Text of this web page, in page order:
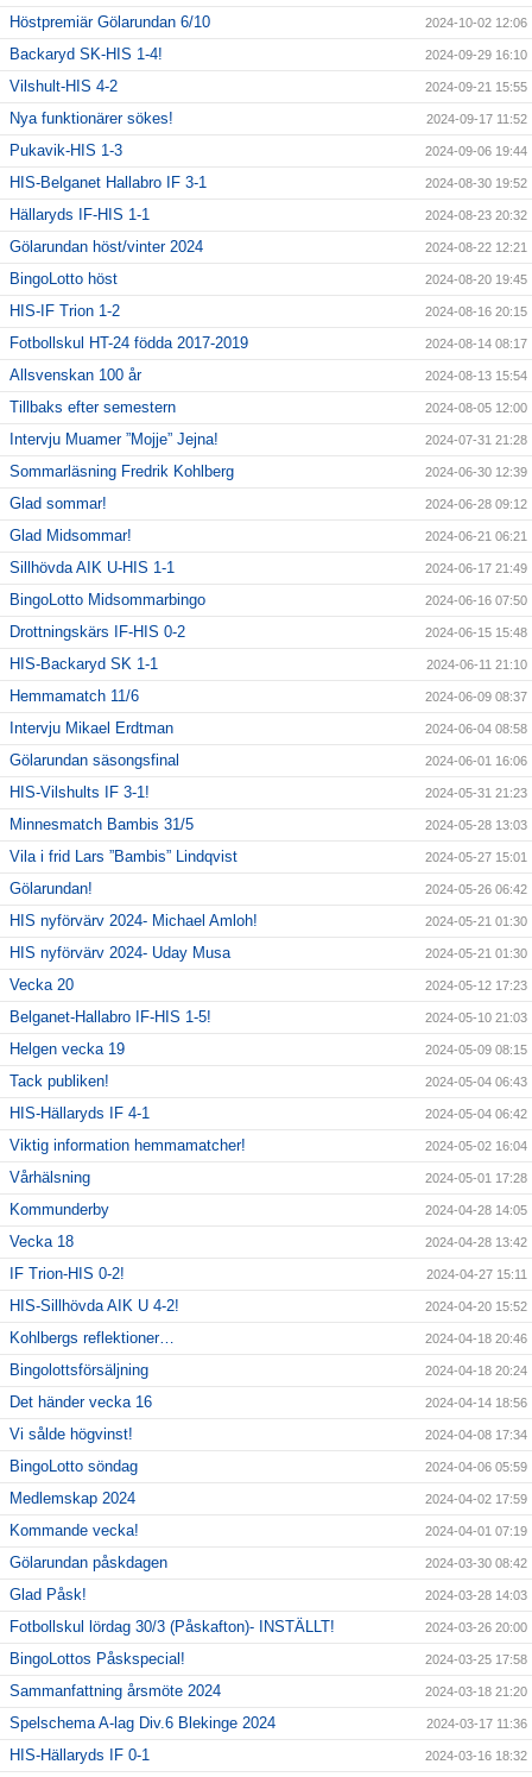
Höstpremiär Gölarundan 6/10 2024-10-02 12:06
Backaryd SK-HIS 1-4! 2024-09-29 16:10
Vilshult-HIS 4-2 2024-09-21 15:55
Nya funktionärer sökes! 2024-09-17 11:52
Pukavik-HIS 1-3 2024-09-06 19:44
HIS-Belganet Hallabro IF 3-1 2024-08-30 19:52
Hällaryds IF-HIS 1-1 2024-08-23 20:32
Gölarundan höst/vinter 2024 2024-08-22 12:21
BingoLotto höst 2024-08-20 19:45
HIS-IF Trion 1-2 2024-08-16 20:15
Fotbollskul HT-24 födda 2017-2019 2024-08-14 08:17
Allsvenskan 100 år 2024-08-13 15:54
Tillbaks efter semestern 2024-08-05 12:00
Intervju Muamer ”Mojje” Jejna! 2024-07-31 21:28
Sommarläsning Fredrik Kohlberg 2024-06-30 12:39
Glad sommar! 2024-06-28 09:12
Glad Midsommar! 2024-06-21 06:21
Sillhövda AIK U-HIS 1-1 2024-06-17 21:49
BingoLotto Midsommarbingo 2024-06-16 07:50
Drottningskärs IF-HIS 0-2 2024-06-15 15:48
HIS-Backaryd SK 1-1 2024-06-11 21:10
Hemmamatch 11/6 2024-06-09 08:37
Intervju Mikael Erdtman 2024-06-04 08:58
Gölarundan säsongsfinal 2024-06-01 16:06
HIS-Vilshults IF 3-1! 2024-05-31 21:23
Minnesmatch Bambis 31/5 2024-05-28 13:03
Vila i frid Lars ”Bambis” Lindqvist 2024-05-27 15:01
Gölarundan! 2024-05-26 06:42
HIS nyförvärv 2024- Michael Amloh! 2024-05-21 01:30
HIS nyförvärv 2024- Uday Musa 2024-05-21 01:30
Vecka 20 2024-05-12 17:23
Belganet-Hallabro IF-HIS 1-5! 2024-05-10 21:03
Helgen vecka 19 2024-05-09 08:15
Tack publiken! 2024-05-04 06:43
HIS-Hällaryds IF 4-1 2024-05-04 06:42
Viktig information hemmamatcher! 2024-05-02 16:04
Vårhälsning 2024-05-01 17:28
Kommunderby 2024-04-28 14:05
Vecka 18 2024-04-28 13:42
IF Trion-HIS 0-2! 2024-04-27 15:11
HIS-Sillhövda AIK U 4-2! 2024-04-20 15:52
Kohlbergs reflektioner… 2024-04-18 20:46
Bingolottsförsäljning 2024-04-18 20:24
Det händer vecka 16 2024-04-14 18:56
Vi sålde högvinst! 2024-04-08 17:34
BingoLotto söndag 2024-04-06 05:59
Medlemskap 2024 2024-04-02 17:59
Kommande vecka! 2024-04-01 07:19
Gölarundan påskdagen 2024-03-30 08:42
Glad Påsk! 2024-03-28 14:03
Fotbollskul lördag 30/3 (Påskafton)- INSTÄLLT! 2024-03-26 20:00
BingoLottos Påskspecial! 2024-03-25 17:58
Sammanfattning årsmöte 2024 2024-03-18 21:20
Spelschema A-lag Div.6 Blekinge 2024 2024-03-17 11:36
HIS-Hällaryds IF 0-1 2024-03-16 18:32